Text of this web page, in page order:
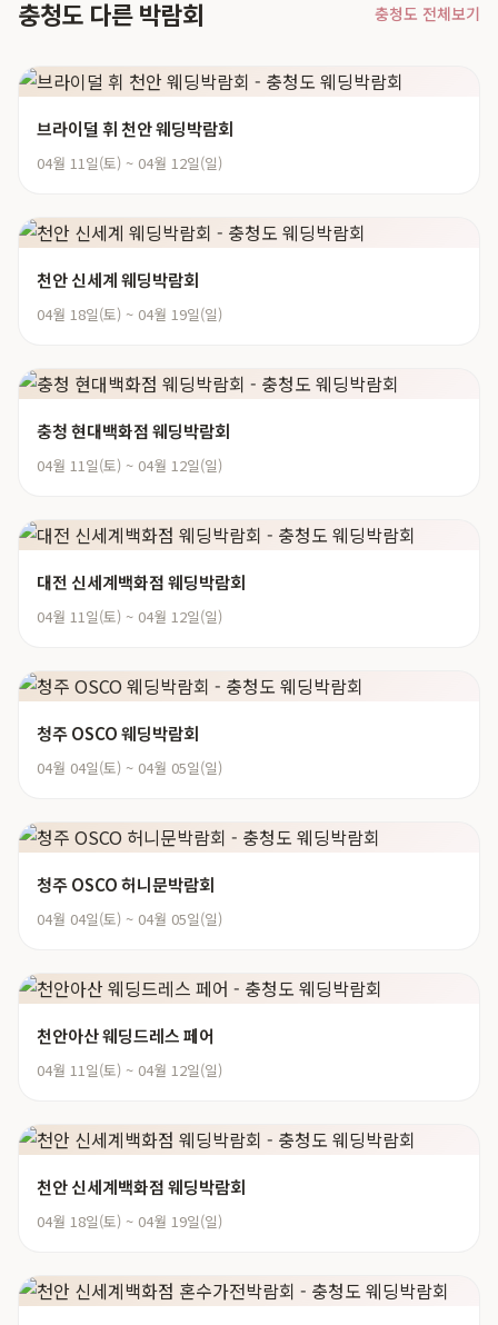
충청도 다른 박람회 충청도 전체보기
브라이덜 휘 천안 웨딩박람회
04월 11일(토) ~ 04월 12일(일)
천안 신세계 웨딩박람회
04월 18일(토) ~ 04월 19일(일)
충청 현대백화점 웨딩박람회
04월 11일(토) ~ 04월 12일(일)
대전 신세계백화점 웨딩박람회
04월 11일(토) ~ 04월 12일(일)
청주 OSCO 웨딩박람회
04월 04일(토) ~ 04월 05일(일)
청주 OSCO 허니문박람회
04월 04일(토) ~ 04월 05일(일)
천안아산 웨딩드레스 페어
04월 11일(토) ~ 04월 12일(일)
천안 신세계백화점 웨딩박람회
04월 18일(토) ~ 04월 19일(일)